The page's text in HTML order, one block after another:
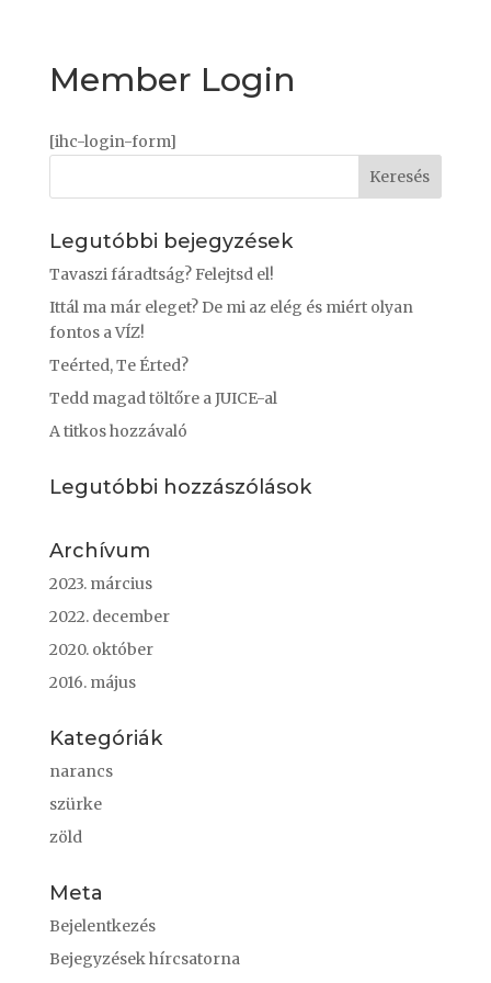
Member Login
[ihc-login-form]
Legutóbbi bejegyzések
Tavaszi fáradtság? Felejtsd el!
Ittál ma már eleget? De mi az elég és miért olyan
fontos a VÍZ!
Teérted, Te Érted?
Tedd magad töltőre a JUICE-al
A titkos hozzávaló
Legutóbbi hozzászólások
Archívum
2023. március
2022. december
2020. október
2016. május
Kategóriák
narancs
szürke
zöld
Meta
Bejelentkezés
Bejegyzések hírcsatorna